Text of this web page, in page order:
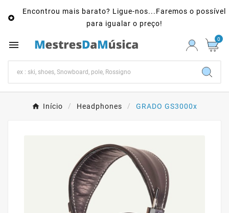

Encontrou mais barato? Ligue-nos...Faremos o possível
para igualar o preço!
 0
Início Headphones GRADO GS3000x